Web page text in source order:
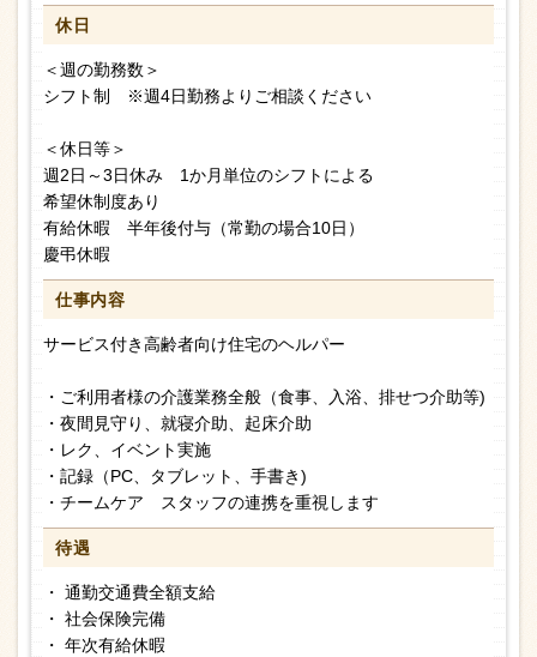
休日
＜週の勤務数＞
シフト制 ※週4日勤務よりご相談ください
＜休日等＞
週2日～3日休み 1か月単位のシフトによる
希望休制度あり
有給休暇 半年後付与（常勤の場合10日）
慶弔休暇
仕事内容
サービス付き高齢者向け住宅のヘルパー
・ご利用者様の介護業務全般（食事、入浴、排せつ介助等)
・夜間見守り、就寝介助、起床介助
・レク、イベント実施
・記録（PC、タブレット、手書き)
・チームケア スタッフの連携を重視します
待遇
・ 通勤交通費全額支給
・ 社会保険完備
・ 年次有給休暇